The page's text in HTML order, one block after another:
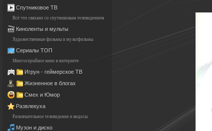
Спутниковое ТВ
Всё что связано со спутниковым телевидением
Киноленты и мульты
Художественные фильмы и мультфильмы
Сериалы ТОП
Многосерийное кино в интернете
Игрун - геймерское ТВ
Жизненное в блогах
Смех и Юмор
Развлекуха
Развлекательное телевидение и видосы
Музон и диско